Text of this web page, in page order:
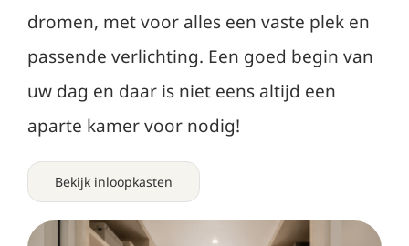
dromen, met voor alles een vaste plek en
passende verlichting. Een goed begin van
uw dag en daar is niet eens altijd een
aparte kamer voor nodig!
Bekijk inloopkasten